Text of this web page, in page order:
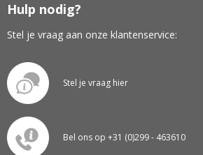
Hulp nodig?
Stel je vraag aan onze klantenservice:
Stel je vraag hier
Bel ons op +31 (0)299 - 463610